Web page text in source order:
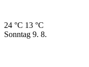
24 °C 13 °C
Sonntag 9. 8.